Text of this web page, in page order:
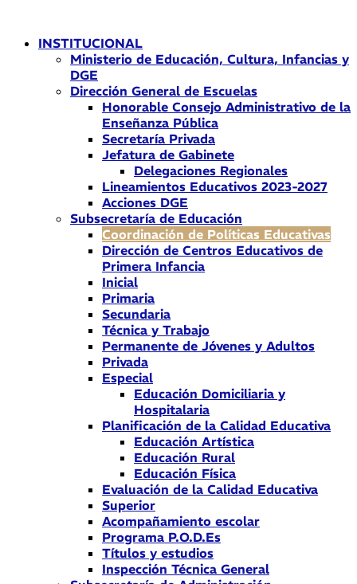
contenidoINSTITUCIONAL
Ministerio de Educación, Cultura, Infancias y
DGE
Dirección General de Escuelas
Honorable Consejo Administrativo de la
Enseñanza Pública
Secretaría Privada
Jefatura de Gabinete
Delegaciones Regionales
Lineamientos Educativos 2023-2027
Acciones DGE
Subsecretaría de Educación
Coordinación de Políticas Educativas
Dirección de Centros Educativos de
Primera Infancia
Inicial
Primaria
Secundaria
Técnica y Trabajo
Permanente de Jóvenes y Adultos
Privada
Especial
Educación Domiciliaria y
Hospitalaria
Planificación de la Calidad Educativa
Educación Artística
Educación Rural
Educación Física
Evaluación de la Calidad Educativa
Superior
Acompañamiento escolar
Programa P.O.D.Es
Títulos y estudios
Inspección Técnica General